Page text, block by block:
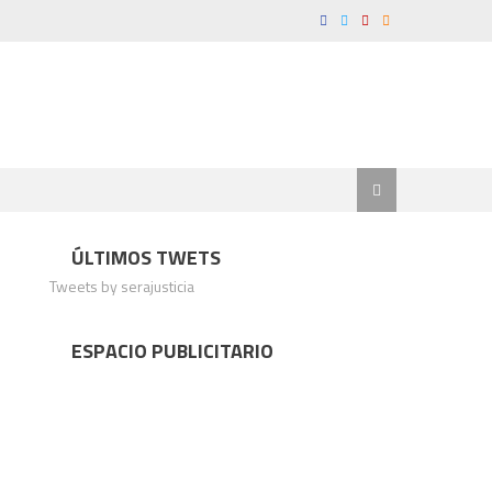
ÚLTIMOS TWETS
Tweets by serajusticia
ESPACIO PUBLICITARIO